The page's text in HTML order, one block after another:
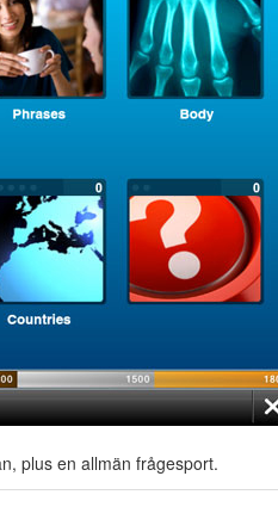
plus en allmän frågesport.